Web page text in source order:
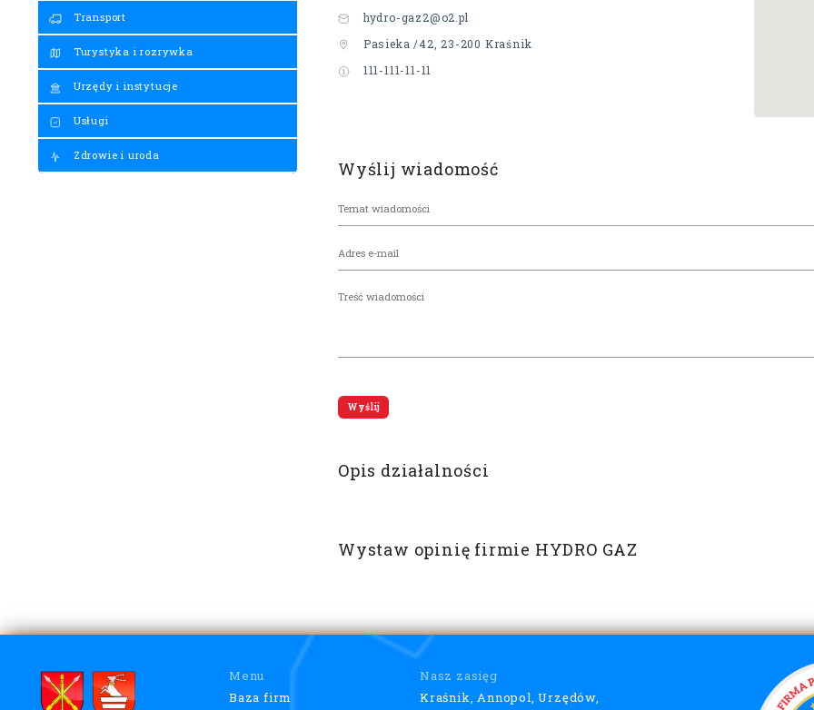
Transport
Turystyka i rozrywka
Urzędy i instytucje
Usługi
Zdrowie i uroda
hydro-gaz2@o2.pl
Pasieka /42, 23-200 Kraśnik
111-111-11-11
Wyślij wiadomość
Opis działalności
Wystaw opinię firmie HYDRO GAZ
Menu
Baza firm
Nasz zasięg
Kraśnik, Annopol, Urzędów,